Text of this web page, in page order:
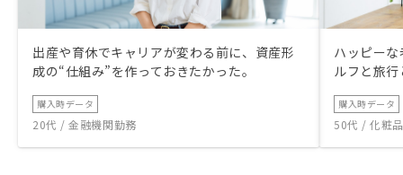
出産や育休でキャリアが変わる前に、資産形
成の“仕組み”を作っておきたかった。
購入時データ
20代 / 金融機関勤務
ハッピー
ルフと旅
購入時データ
50代 / 化粧